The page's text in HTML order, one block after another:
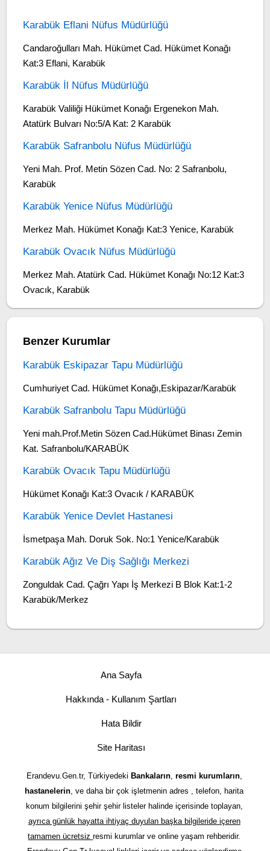
Karabük Eflani Nüfus Müdürlüğü
Candaroğulları Mah. Hükümet Cad. Hükümet Konağı
Kat:3 Eflani, Karabük
Karabük İl Nüfus Müdürlüğü
Karabük Valiliği Hükümet Konağı Ergenekon Mah.
Atatürk Bulvarı No:5/A Kat: 2 Karabük
Karabük Safranbolu Nüfus Müdürlüğü
Yeni Mah. Prof. Metin Sözen Cad. No: 2 Safranbolu,
Karabük
Karabük Yenice Nüfus Müdürlüğü
Merkez Mah. Hükümet Konağı Kat:3 Yenice, Karabük
Karabük Ovacık Nüfus Müdürlüğü
Merkez Mah. Atatürk Cad. Hükümet Konağı No:12 Kat:3
Ovacık, Karabük
Benzer Kurumlar
Karabük Eskipazar Tapu Müdürlüğü
Cumhuriyet Cad. Hükümet Konağı,Eskipazar/Karabük
Karabük Safranbolu Tapu Müdürlüğü
Yeni mah.Prof.Metin Sözen Cad.Hükümet Binası Zemin
Kat. Safranbolu/KARABÜK
Karabük Ovacık Tapu Müdürlüğü
Hükümet Konağı Kat:3 Ovacık / KARABÜK
Karabük Yenice Devlet Hastanesi
İsmetpaşa Mah. Doruk Sok. No:1 Yenice/Karabük
Karabük Ağız Ve Diş Sağlığı Merkezi
Zonguldak Cad. Çağrı Yapı İş Merkezi B Blok Kat:1-2
Karabük/Merkez
Ana Sayfa
Hakkında - Kullanım Şartları
Hata Bildir
Site Haritası
Erandevu.Gen.tr, Türkiyedeki Bankaların, resmi kurumların,
hastanelerin, ve daha bir çok işletmenin adres , telefon, harita
konum bilgilerini şehir şehir listeler halinde içerisinde toplayan,
ayrıca günlük hayatta ihtiyaç duyulan başka bilgileride içeren
tamamen ücretsizresmi kurumlar ve online yaşam rehberidir.